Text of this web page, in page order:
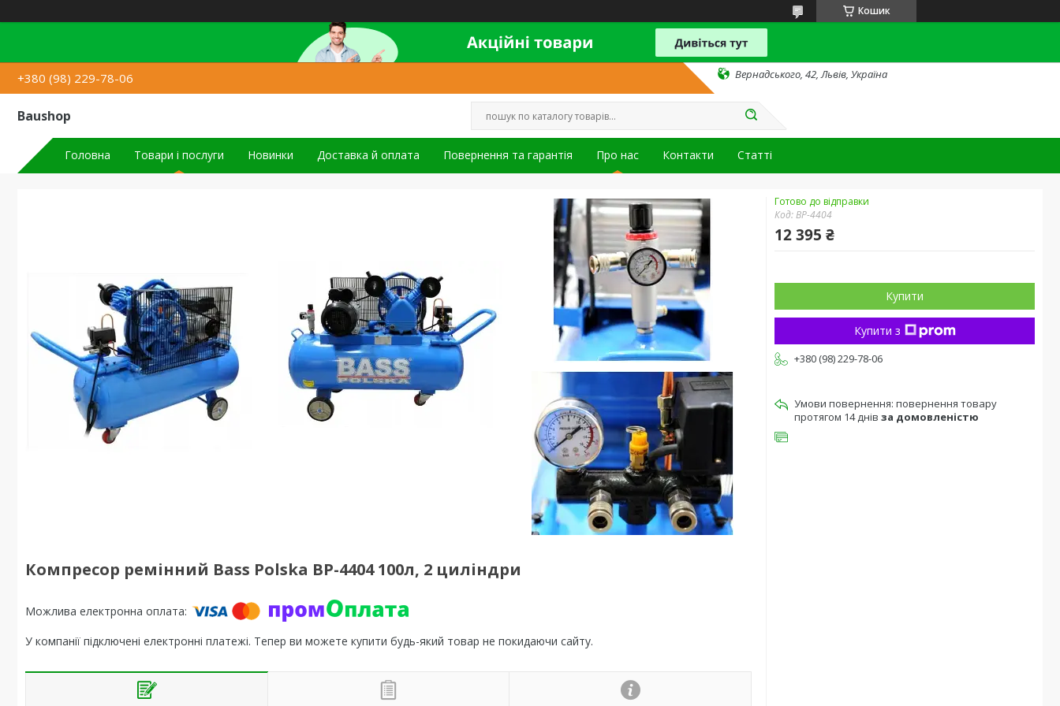
Кошик
+380 (98) 229-78-06 Вернадського, 42, Львів, Україна
Baushop
Головна Товари і послуги Новинки Доставка й оплата Повернення та гарантія Про нас Контакти Статті
Компресор ремінний Bass Polska BP-4404 100л, 2 циліндри
У компанії підключені електронні платежі. Тепер ви можете купити будь-який товар не покидаючи сайту.
Готово до відправки
Код:BP-4404
12 395 ₴
Купити
Купити з
+380 (98) 229-78-06
повернення товару
протягом 14 днів за домовленістю